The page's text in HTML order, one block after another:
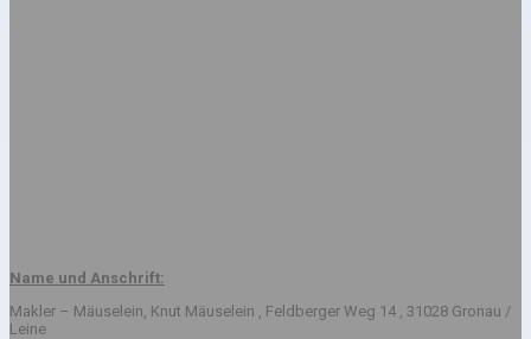
Name und Anschrift:
Makler – Mäuselein, Knut Mäuselein , Feldberger Weg 14 , 31028 Gronau /
Leine